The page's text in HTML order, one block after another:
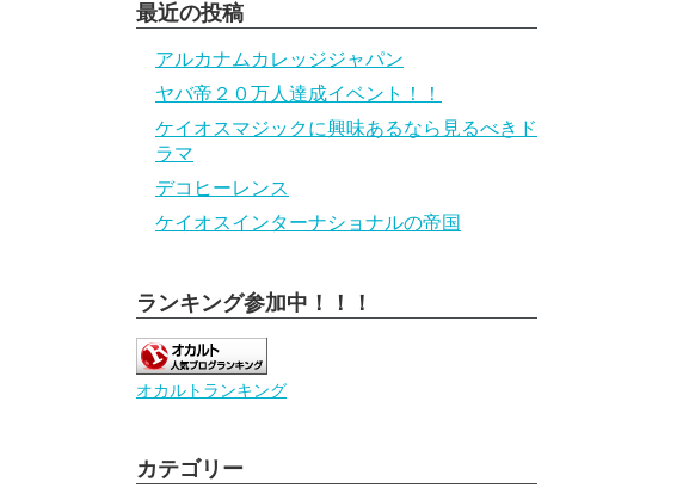
最近の投稿
アルカナムカレッジジャパン
ヤバ帝２０万人達成イベント！！
ケイオスマジックに興味あるなら見るべきド
ラマ
デコヒーレンス
ケイオスインターナショナルの帝国
ランキング参加中！！！
オカルトランキング
カテゴリー